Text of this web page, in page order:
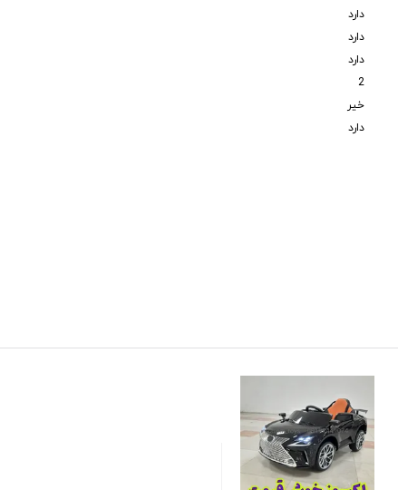
دارد
دارد
دارد
2
خیر
دارد